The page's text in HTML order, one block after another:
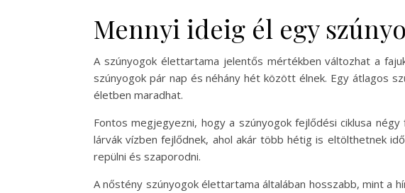
Mennyi ideig él egy
A szúnyogok élettartama jelentős mértékben változhat a
szúnyogok pár nap és néhány hét között élnek. Egy átlagos
életben maradhat.
Fontos megjegyezni, hogy a szúnyogok fejlődési ciklusa
lárvák vízben fejlődnek, ahol akár több hétig is eltölthetnek
repülni és szaporodni.
A nőstény szúnyogok élettartama általában hosszabb, mint a